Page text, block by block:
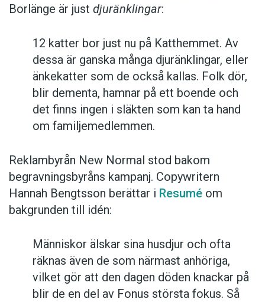
Borlänge är just djuränklingar:
12 katter bor just nu på Katthemmet. Av
dessa är ganska många djuränklingar, eller
änkekatter som de också kallas. Folk dör,
blir dementa, hamnar på ett boende och
det finns ingen i släkten som kan ta hand
om familjemedlemmen.
Reklambyrån New Normal stod bakom
begravningsbyråns kampanj. Copywritern
Hannah Bengtsson berättar i Resumé om
bakgrunden till idén:
Människor älskar sina husdjur och ofta
räknas även de som närmast anhöriga,
vilket gör att den dagen döden knackar på
blir de en del av Fonus största fokus. Så